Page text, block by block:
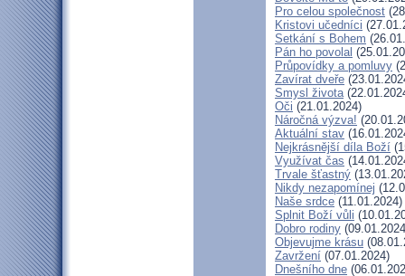
Pro celou společnost
Kristovi učedníci
Setkání s Bohem
Pán ho povolal
Průpovídky a pomluvy
Zavírat dveře
Smysl života
Oči (21.01.2024)
Náročná výzva!
Aktuální stav
Nejkrásnější díla Boží
Využívat čas
Trvale šťastný
Nikdy nezapomínej
Naše srdce (11.01.2024)
Splnit Boží vůli
Dobro rodiny
Objevujme krásu
Zavržení (07.01.2024)
Dnešního dne